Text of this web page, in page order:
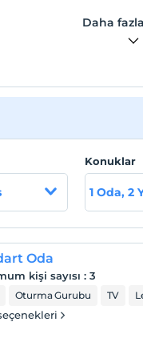
Daha
Konuklar
1 Oda, 2
Oda
kişi sayısı :3
Oturma Gurubu TV